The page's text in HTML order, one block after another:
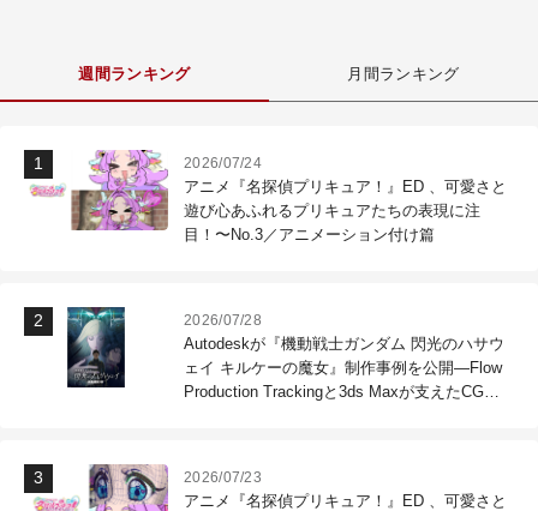
週間ランキング 月間ランキング
2026/07/24
アニメ『名探偵プリキュア！』ED 、可愛さと
遊び心あふれるプリキュアたちの表現に注
目！〜No.3／アニメーション付け篇
2026/07/28
Autodeskが『機動戦士ガンダム 閃光のハサウ
ェイ キルケーの魔女』制作事例を公開―Flow
Production Trackingと3ds Maxが支えたCG制
2026/07/23
アニメ『名探偵プリキュア！』ED 、可愛さと